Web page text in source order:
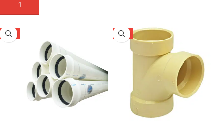
AÑADIR A LA CESTA
-5% -5%